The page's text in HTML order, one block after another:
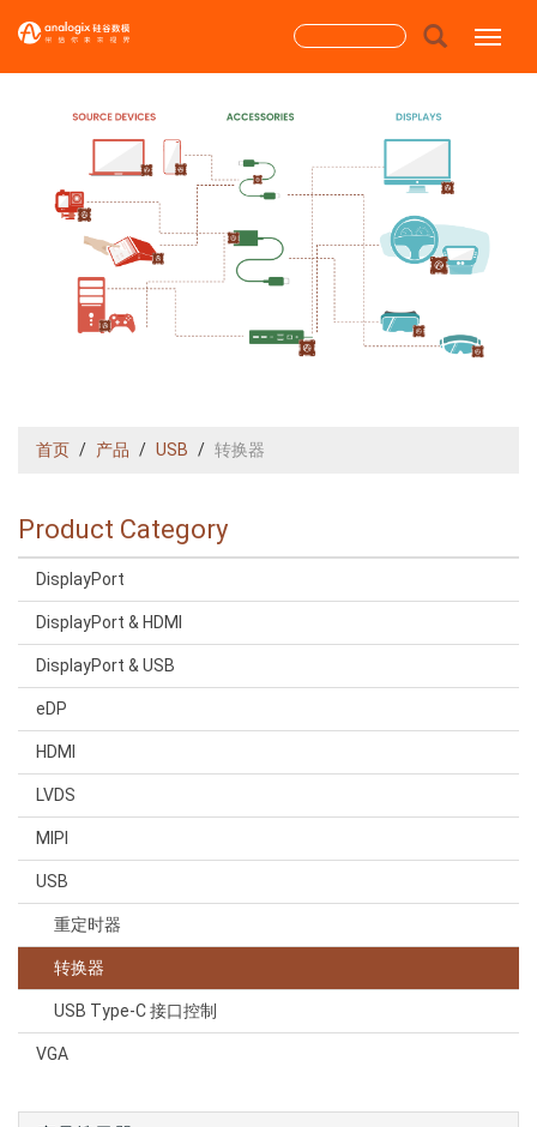
搜
索
单
首页 产品 USB 转换器
Product Category
DisplayPort
DisplayPort & HDMI
DisplayPort & USB
eDP
HDMI
LVDS
MIPI
USB
重定时器
转换器
USB Type-C 接口控制
VGA